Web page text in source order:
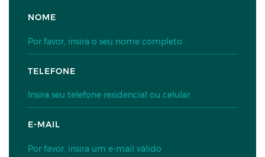
NOME
TELEFONE
E-MAIL